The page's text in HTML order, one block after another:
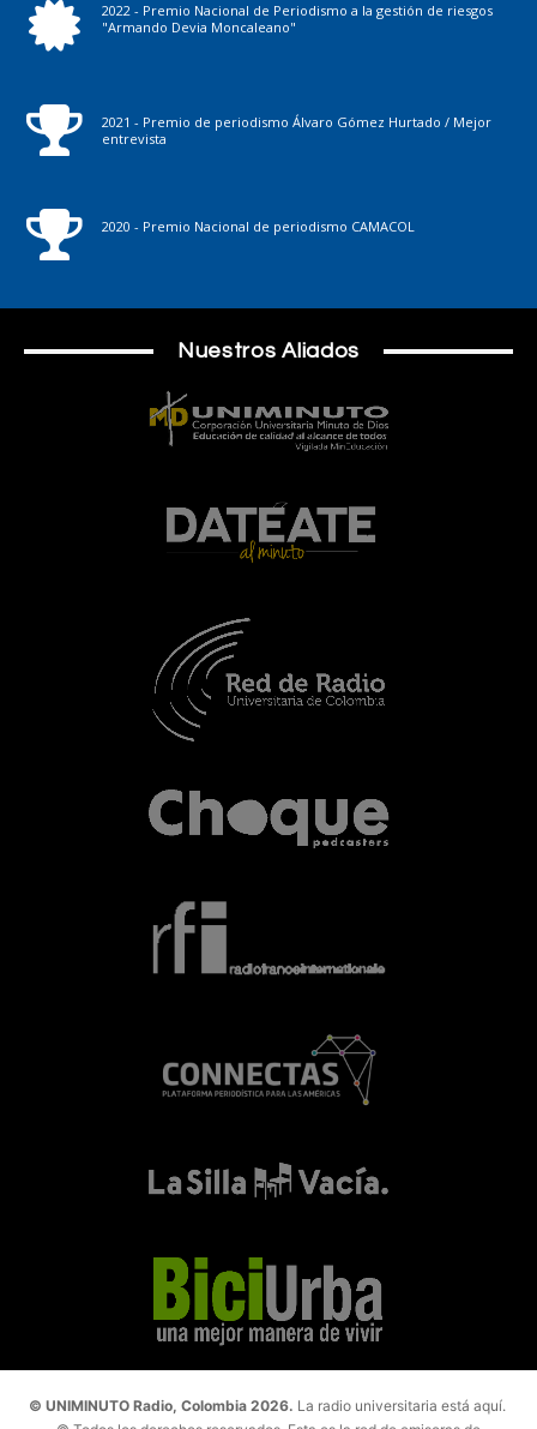
2022 - Premio Nacional de Periodismo a la gestión de riesgos
"Armando Devia Moncaleano"
2021 - Premio de periodismo Álvaro Gómez Hurtado / Mejor
entrevista
2020 - Premio Nacional de periodismo CAMACOL
Nuestros Aliados
© UNIMINUTO Radio, Colombia 2026. La radio universitaria está aquí.